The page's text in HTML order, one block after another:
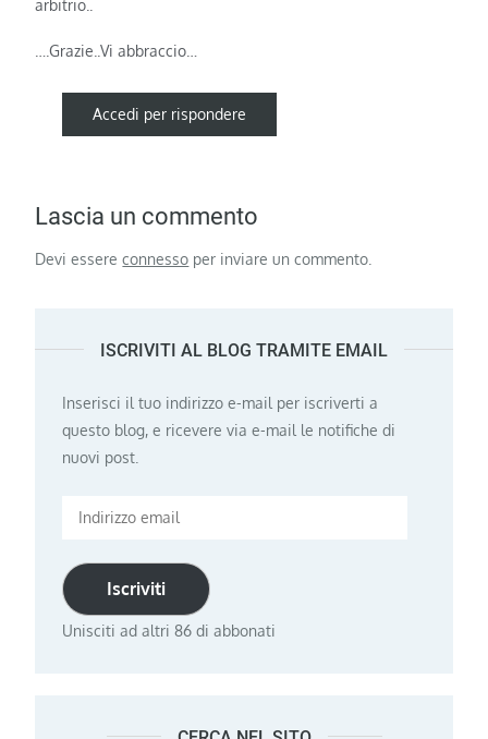
arbitrio..
….Grazie..Vi abbraccio…
Accedi per rispondere
Lascia un commento
Devi essereconnesso per inviare un commento.
ISCRIVITI AL BLOG TRAMITE EMAIL
Inserisci il tuo indirizzo e-mail per iscriverti a
questo blog, e ricevere via e-mail le notifiche di
nuovi post.
Indirizzo
Iscriviti
Unisciti ad altri 86 di abbonati